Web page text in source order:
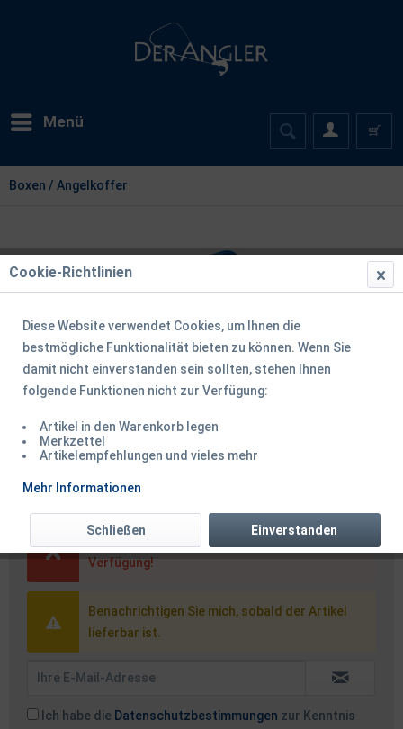
Menü
Boxen / Angelkoffer
Verfügung!
Benachrichtigen Sie mich, sobald der Artikel
lieferbar ist.
Ich habe die Datenschutzbestimmungen zur Kenntnis
Cookie-Richtlinien
Diese Website verwendet Cookies, um Ihnen die
bestmögliche Funktionalität bieten zu können. Wenn Sie
damit nicht einverstanden sein sollten, stehen Ihnen
folgende Funktionen nicht zur Verfügung:
Artikel in den Warenkorb legen
Merkzettel
Artikelempfehlungen und vieles mehr
Mehr Informationen
Einverstanden
Schließen